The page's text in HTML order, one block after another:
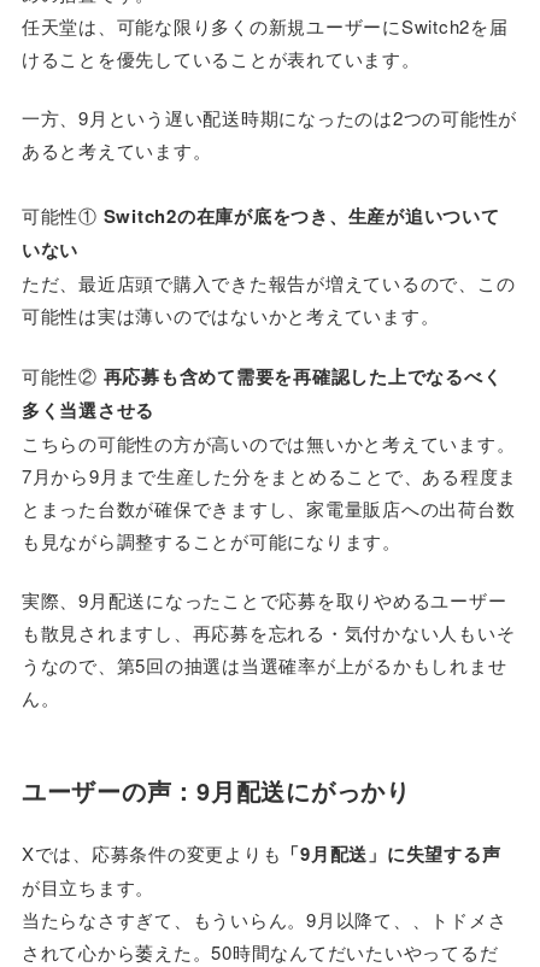
任天堂は、可能な限り多くの新規ユーザーにSwitch2を届
けることを優先していることが表れています。
一方、9月という遅い配送時期になったのは2つの可能性が
あると考えています。
可能性① Switch2の在庫が底をつき、生産が追いついて
いない
ただ、最近店頭で購入できた報告が増えているので、この
可能性は実は薄いのではないかと考えています。
可能性② 再応募も含めて需要を再確認した上でなるべく
多く当選させる
こちらの可能性の方が高いのでは無いかと考えています。
7月から9月まで生産した分をまとめることで、ある程度ま
とまった台数が確保できますし、家電量販店への出荷台数
も見ながら調整することが可能になります。
実際、9月配送になったことで応募を取りやめるユーザー
も散見されますし、再応募を忘れる・気付かない人もいそ
うなので、第5回の抽選は当選確率が上がるかもしれませ
ん。
ユーザーの声：9月配送にがっかり
Xでは、応募条件の変更よりも 「9月配送」に失望する声
が目立ちます。
当たらなさすぎて、もういらん。9月以降て、、トドメさ
されて心から萎えた。50時間なんてだいたいやってるだ